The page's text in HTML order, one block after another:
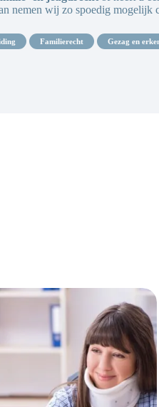
nemen wij zo spoedig mogelijk
familierecht gezag en